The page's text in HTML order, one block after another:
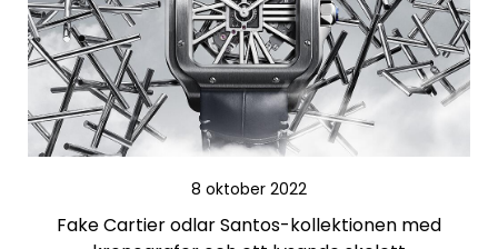
8 oktober 2022
Fake Cartier odlar Santos-kollektionen med